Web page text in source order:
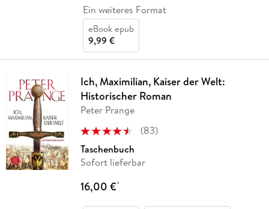
Ein weiteres Format
eBook epub
9,99 €
Ich, Maximilian, Kaiser der Welt:
Historischer Roman
Peter Prange
(83)
Taschenbuch
Sofort lieferbar
16,00 €*